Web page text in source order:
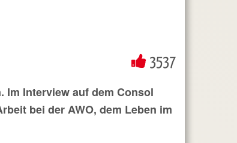
3537
Interview auf dem Consol
bei der AWO, dem Leben im